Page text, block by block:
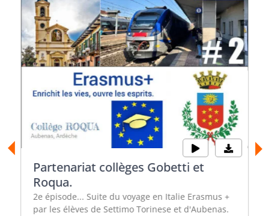
Partenariat collèges Gobetti et
Roqua.
2e épisode... Suite du voyage en Italie Erasmus +
par les élèves de Settimo Torinese et d'Aubenas.